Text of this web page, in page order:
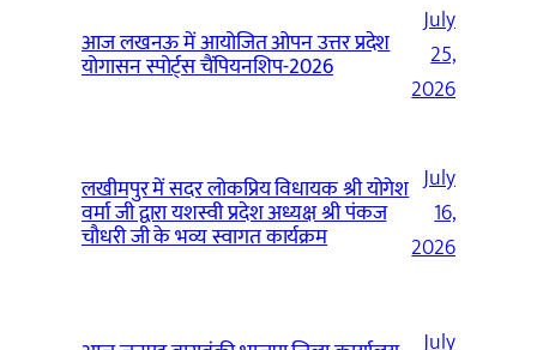
आज लखनऊ में आयोजित ओपन उत्तर प्रदेश
योगासन स्पोर्ट्स चैंपियनशिप-2026
July
25,
2026
लखीमपुर में सदर लोकप्रिय विधायक श्री योगेश
वर्मा जी द्वारा यशस्वी प्रदेश अध्यक्ष श्री पंकज
चौधरी जी के भव्य स्वागत कार्यक्रम
July
16,
2026
July